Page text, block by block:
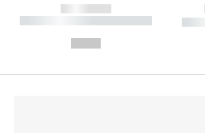
------------
----------- ----------- --------